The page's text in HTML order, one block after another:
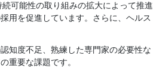
可能性の取り組みの拡大によって推進
用を促進しています。さらに、ヘルス
知度不足、熟練した専門家の必要性な
重要な課題です。